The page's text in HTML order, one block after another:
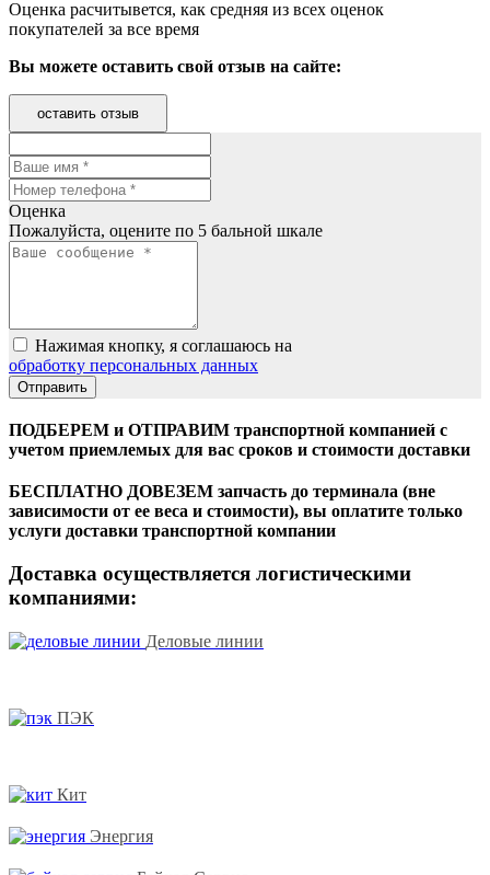
Оценка расчитывется, как средняя из всех оценок
покупателей за все время
Вы можете оставить свой отзыв на сайте:
оставить отзыв
Оценка
Пожалуйста, оцените по 5 бальной шкале
Нажимая кнопку, я соглашаюсь на
обработку персональных данных
ПОДБЕРЕМ и ОТПРАВИМ транспортной компанией с
учетом приемлемых для вас сроков и стоимости доставки
БЕСПЛАТНО ДОВЕЗЕМ запчасть до терминала (вне
зависимости от ее веса и стоимости), вы оплатите только
услуги доставки транспортной компании
Доставка осуществляется логистическими
компаниями:
Деловые линии
ПЭК
Кит
Энергия